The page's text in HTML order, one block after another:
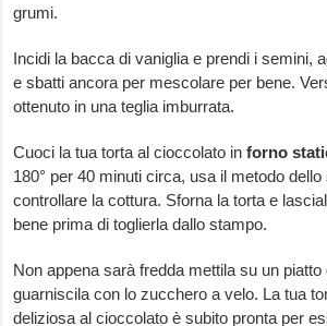
grumi.
Incidi la bacca di vaniglia e prendi i semini,
e sbatti ancora per mescolare per bene.
ottenuto in una teglia imburrata.
Cuoci la tua torta al cioccolato inforno
180° per 40 minuti circa, usa il metodo
controllare la cottura. Sforna la torta e
bene prima di toglierla dallo stampo.
Non appena sarà fredda mettila su un piatto
guarniscila con lo zucchero a velo. La tua
deliziosa al cioccolato è subito pronta per